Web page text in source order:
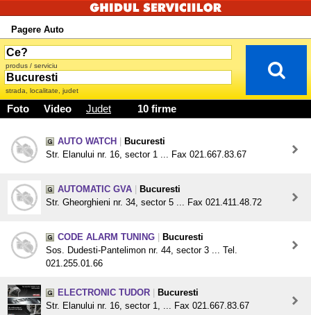
Pagere Auto
produs / serviciu
strada, localitate, judet
Foto Video Judet 10 firme
AUTO WATCH
Bucuresti
Str. Elanului nr. 16, sector 1 ... Fax 021.667.83.67
AUTOMATIC GVA
Bucuresti
Str. Gheorghieni nr. 34, sector 5 ... Fax 021.411.48.72
CODE ALARM TUNING
Bucuresti
Sos. Dudesti-Pantelimon nr. 44, sector 3 ... Tel.
021.255.01.66
ELECTRONIC TUDOR
Bucuresti
Str. Elanului nr. 16, sector 1, ... Fax 021.667.83.67